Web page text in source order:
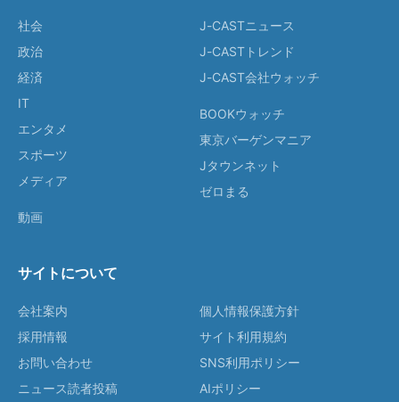
社会
政治
経済
IT
エンタメ
スポーツ
メディア
動画
J-CASTニュース
J-CASTトレンド
J-CAST会社ウォッチ
BOOKウォッチ
東京バーゲンマニア
Jタウンネット
ゼロまる
サイトについて
会社案内
採用情報
お問い合わせ
ニュース読者投稿
個人情報保護方針
サイト利用規約
SNS利用ポリシー
AIポリシー